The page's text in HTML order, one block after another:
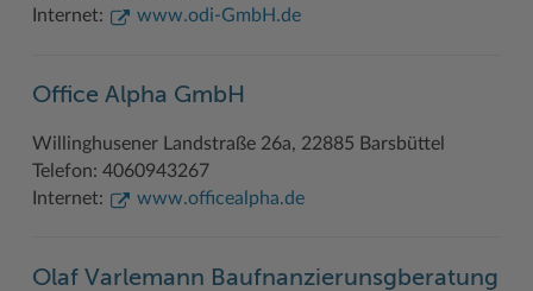
Internet:
www.odi-GmbH.de
Office Alpha GmbH
Willinghusener Landstraße 26a, 22885 Barsbüttel
Telefon: 4060943267
Internet:
www.officealpha.de
Olaf Varlemann Baufnanzierunsgberatung